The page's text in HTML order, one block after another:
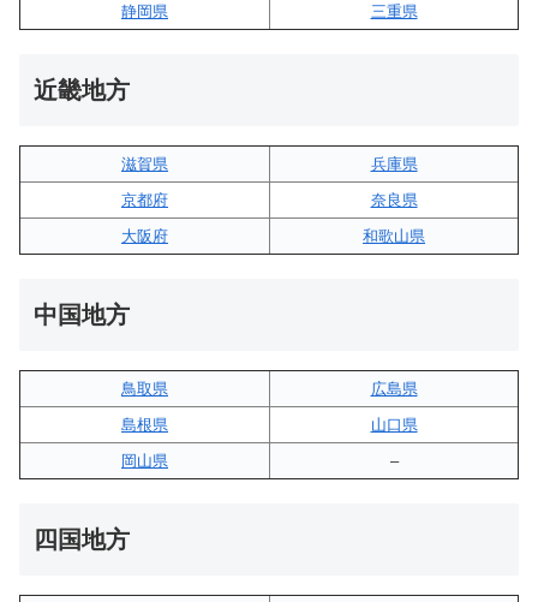
静岡県
三重県
近畿地方
滋賀県
兵庫県
京都府
奈良県
大阪府
和歌山県
中国地方
鳥取県
広島県
島根県
山口県
岡山県
–
四国地方